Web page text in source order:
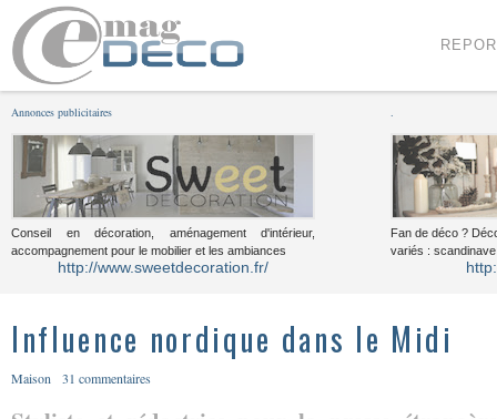
Annonces publicitaires
Conseil en décoration, aménagement d'intérieur,
accompagnement pour le mobilier et les ambiances
http://www.sweetdecoration.fr/
Fan de déco ?
variés :
Influence nordique dans le Midi
Maison 31 commentaires